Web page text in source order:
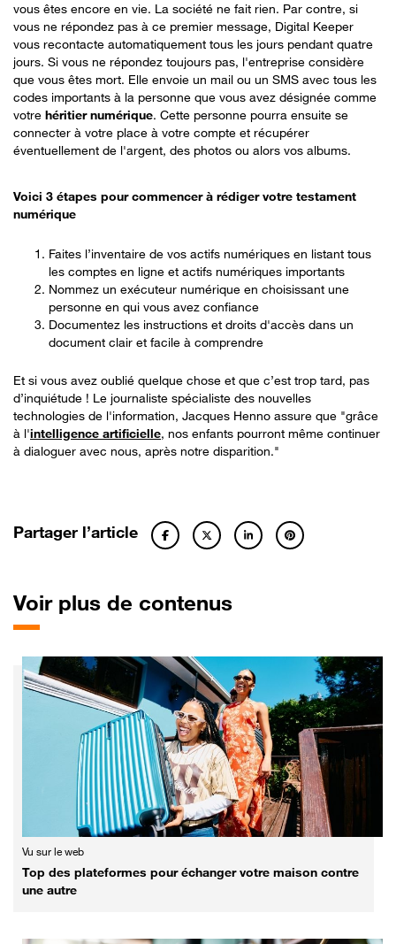
vous êtes encore en vie. La société ne fait rien. Par contre, si
vous ne répondez pas à ce premier message, Digital Keeper
vous recontacte automatiquement tous les jours pendant quatre
jours. Si vous ne répondez toujours pas, l'entreprise considère
que vous êtes mort. Elle envoie un mail ou un SMS avec tous les
codes importants à la personne que vous avez désignée comme
votre héritier numérique. Cette personne pourra ensuite se
connecter à votre place à votre compte et récupérer
éventuellement de l'argent, des photos ou alors vos albums.
Voici 3 étapes pour commencer à rédiger votre testament
numérique
Faites l’inventaire de vos actifs numériques en listant tous
les comptes en ligne et actifs numériques importants
Nommez un exécuteur numérique en choisissant une
personne en qui vous avez confiance
Documentez les instructions et droits d'accès dans un
document clair et facile à comprendre
Et si vous avez oublié quelque chose et que c’est trop tard, pas
d’inquiétude ! Le journaliste spécialiste des nouvelles
technologies de l'information, Jacques Henno assure que "grâce
à l'intelligence artificielle, nos enfants pourront même continuer
à dialoguer avec nous, après notre disparition."
Partager l’article
Voir plus de contenus
Vu sur le web
Top des plateformes pour échanger votre maison contre
une autre